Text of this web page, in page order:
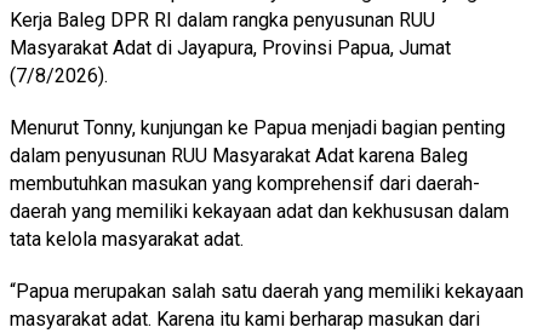
Kerja Baleg DPR RI dalam rangka penyusunan RUU
Masyarakat Adat di Jayapura, Provinsi Papua, Jumat
(7/8/2026).
Menurut Tonny, kunjungan ke Papua menjadi bagian penting
dalam penyusunan RUU Masyarakat Adat karena Baleg
membutuhkan masukan yang komprehensif dari daerah-
daerah yang memiliki kekayaan adat dan kekhususan dalam
tata kelola masyarakat adat.
“Papua merupakan salah satu daerah yang memiliki kekayaan
masyarakat adat. Karena itu kami berharap masukan dari